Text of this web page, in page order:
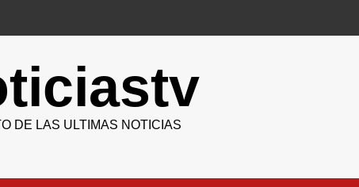
DE LAS ULTIMAS NOTICIAS